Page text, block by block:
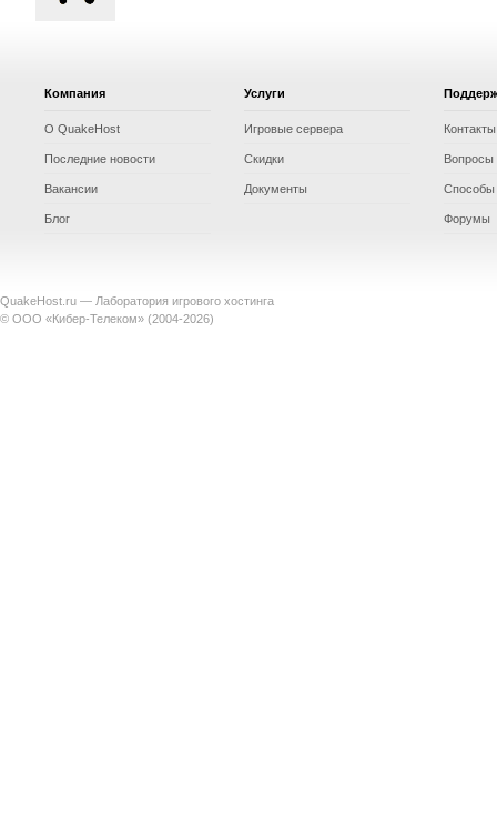
Компания
О QuakeHost
Последние новости
Вакансии
Блог
Услуги
Игровые сервера
Скидки
Документы
Контакты
Вопросы
Способы
Форумы
QuakeHost.ru — Лаборатория игрового хостинга
© ООО «Кибер-Телеком» (2004-2026)